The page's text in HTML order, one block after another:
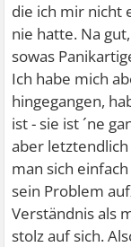
die ich mir nicht
nie hatte. Na
sowas
Ich habe mich
hingegangen,
ist - sie ist ´ne
aber
man sich
sein Problem
Verständnis als
stolz auf sich.